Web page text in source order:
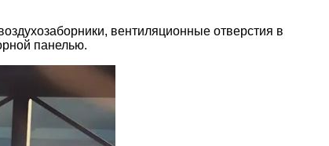
вентиляционные отверстия в
панелью.